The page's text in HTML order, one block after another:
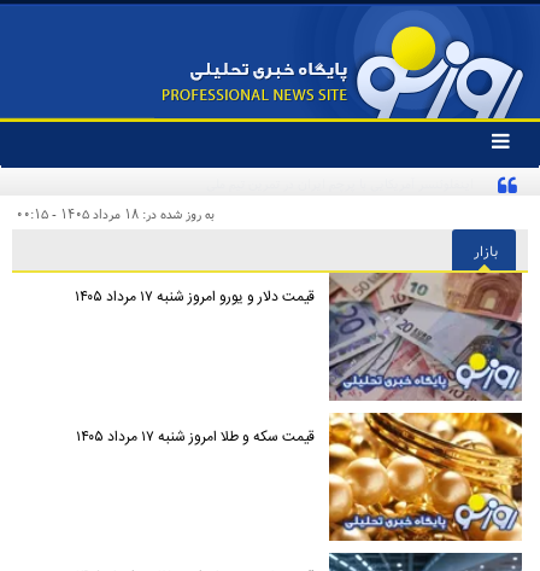
تغییر
وضعیت
منوی
ها
به روز شده در: ۱۸ مرداد ۱۴۰۵ - ۰۰:۱۵
بازار
قیمت دلار و یورو امروز شنبه ۱۷ مرداد ۱۴۰۵
قیمت سکه و طلا امروز شنبه ۱۷ مرداد ۱۴۰۵